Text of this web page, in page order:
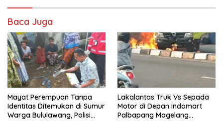
Baca Juga
Mayat Perempuan Tanpa
Identitas Ditemukan di Sumur
Warga Bululawang, Polisi
Lakalantas Truk Vs Sepada
Motor di Depan Indomart
Palbapang Magelang